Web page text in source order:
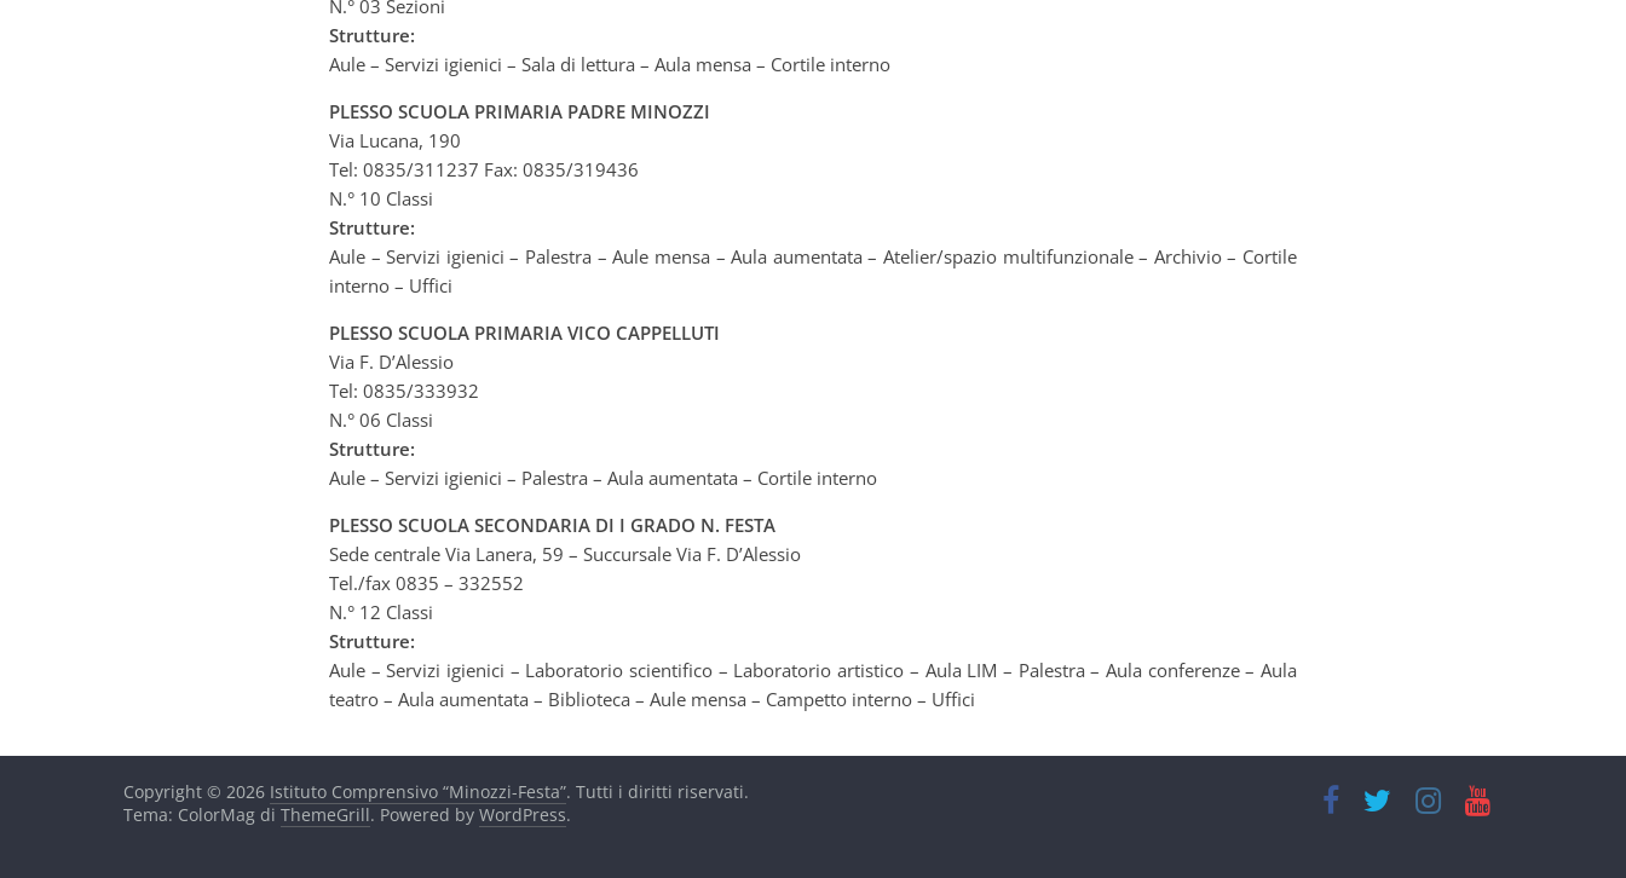
N.° 03 Sezioni
Strutture:
Aule – Servizi igienici – Sala di lettura – Aula mensa – Cortile interno
PLESSO SCUOLA PRIMARIA PADRE MINOZZI
Via Lucana, 190
Tel: 0835/311237 Fax: 0835/319436
N.° 10 Classi
Strutture:
Aule – Servizi igienici – Palestra – Aule mensa – Aula aumentata – Atelier/spazio multifunzionale – Archivio – Cortile
interno – Uffici
PLESSO SCUOLA PRIMARIA VICO CAPPELLUTI
Via F. D’Alessio
Tel: 0835/333932
N.° 06 Classi
Strutture:
Aule – Servizi igienici – Palestra – Aula aumentata – Cortile interno
PLESSO SCUOLA SECONDARIA DI I GRADO N. FESTA
Sede centrale Via Lanera, 59 – Succursale Via F. D’Alessio
Tel./fax 0835 – 332552
N.° 12 Classi
Strutture:
Aule – Servizi igienici – Laboratorio scientifico – Laboratorio artistico – Aula LIM – Palestra – Aula conferenze – Aula
teatro – Aula aumentata – Biblioteca – Aule mensa – Campetto interno – Uffici
Copyright © 2026 Istituto Comprensivo “Minozzi-Festa”. Tutti i diritti riservati.
Tema: ColorMag di ThemeGrill. Powered by WordPress.